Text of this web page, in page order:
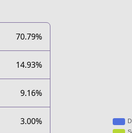
70.79%
14.93%
9.16%
3.00%